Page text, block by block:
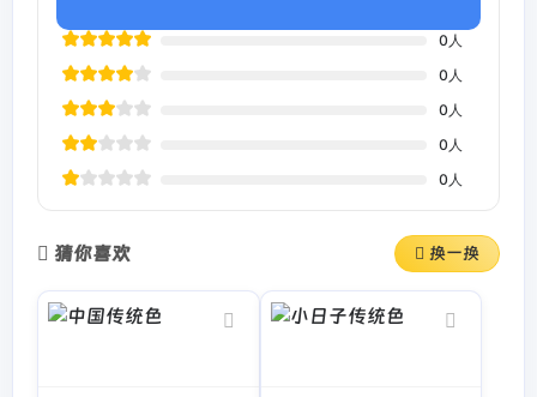
0 人
0 人
0 人
0 人
0 人
猜你喜欢 换一换